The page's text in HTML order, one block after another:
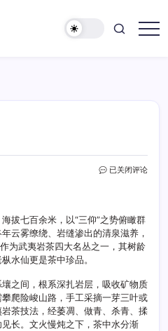
三
仙
已关闭评论
拔七百余米，以“三仰”之势俯瞰群
云雾缭绕、岩缝渗出的清泉滋养，
为武夷岩茶四大名丛之一，其树龄
水仙更是茶中珍品。
之间，根系深扎岩层，吸收矿物质
爬险峻山路，手工采摘一芽三叶或
茶技法，经萎凋、做青、杀青、揉
长。文火慢炖之下，茶中水分渐